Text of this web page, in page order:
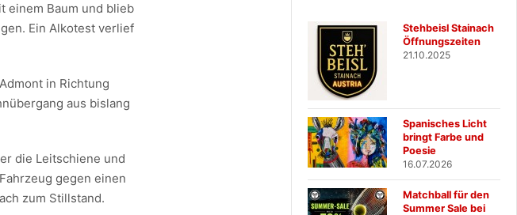
einem Baum und blieb
Ein Alkotest verlief
in Richtung
aus bislang
die Leitschiene und
gegen einen
zum Stillstand.
Stehbeisl Stainach
Öffnungszeiten
21.10.2025
Spanisches Licht
bringt Farbe und
Poesie
16.07.2026
Matchball für den
Summer Sale bei